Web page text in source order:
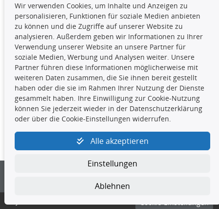
Die hier angezeigten Daten,
insbesondere die gesamte Datenbank,
dürfen nicht kopiert werden. Es ist zu
unterlassen, die Daten oder die gesamte Datenbank ohne
vorherige Zustimmung TecDocs zu vervielfältigen, zu
verbreiten und/oder diese Handlungen durch Dritte ausführen
zu lassen. Ein Zuwiderhandeln stellt eine
Urheberrechtsverletzung dar und wird verfolgt.
Kontakt
4yourcar GmbH | Avidesweg 1 | 27386 Hemsbünde |
kundenservice@4yourcar.de
Cookie-Einstellungen
Wir verwenden Cookies, um Inhalte und Anzeigen zu
personalisieren, Funktionen für soziale Medien anbieten
zu können und die Zugriffe auf unserer Website zu
analysieren. Außerdem geben wir Informationen zu Ihrer
Verwendung unserer Website an unsere Partner für
soziale Medien, Werbung und Analysen weiter. Unsere
Partner führen diese Informationen möglicherweise mit
weiteren Daten zusammen, die Sie ihnen bereit gestellt
haben oder die sie im Rahmen Ihrer Nutzung der Dienste
gesammelt haben. Ihre Einwilligung zur Cookie-Nutzung
können Sie jederzeit wieder in der Datenschutzerklärung
oder über die Cookie-Einstellungen widerrufen.
Alle akzeptieren
Einstellungen
Ablehnen